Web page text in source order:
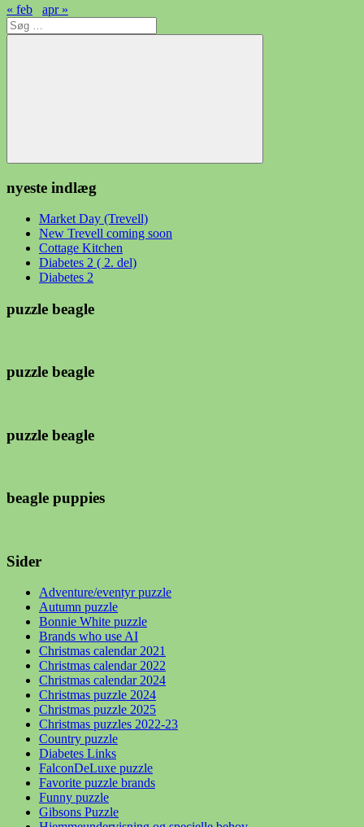
« feb
apr »
Søg
efter:
Søg
nyeste indlæg
Market Day (Trevell)
New Trevell coming soon
Cottage Kitchen
Diabetes 2 ( 2. del)
Diabetes 2
puzzle beagle
puzzle beagle
puzzle beagle
beagle puppies
Sider
Adventure/eventyr puzzle
Autumn puzzle
Bonnie White puzzle
Brands who use AI
Christmas calendar 2021
Christmas calendar 2022
Christmas calendar 2024
Christmas puzzle 2024
Christmas puzzle 2025
Christmas puzzles 2022-23
Country puzzle
Diabetes Links
FalconDeLuxe puzzle
Favorite puzzle brands
Funny puzzle
Gibsons Puzzle